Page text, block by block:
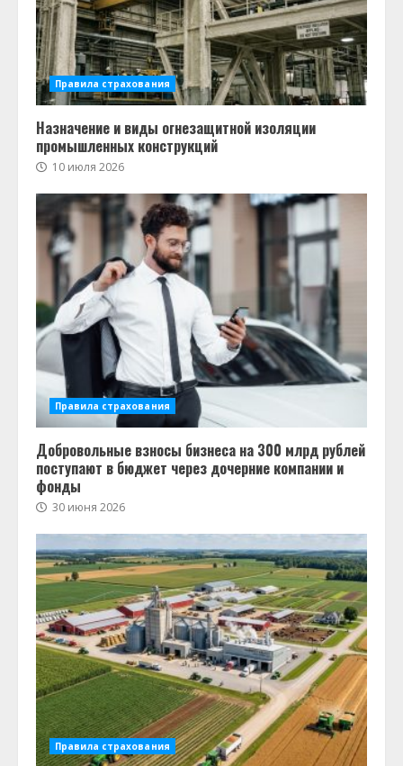
Правила страхования
Назначение и виды огнезащитной изоляции
промышленных конструкций
10 июля 2026
Правила страхования
Добровольные взносы бизнеса на 300 млрд рублей
поступают в бюджет через дочерние компании и
фонды
30 июня 2026
Правила страхования